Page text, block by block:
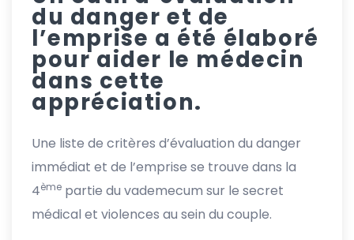
du danger et de
l’emprise a été élaboré
pour aider le médecin
dans cette
appréciation.
Une liste de critères d’évaluation du danger
immédiat et de l’emprise se trouve dans la
4ème partie du vademecum sur le secret
médical et violences au sein du couple.